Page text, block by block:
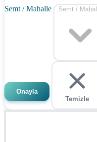
Semt / Mahalle Semt /
Onayla
Temizle